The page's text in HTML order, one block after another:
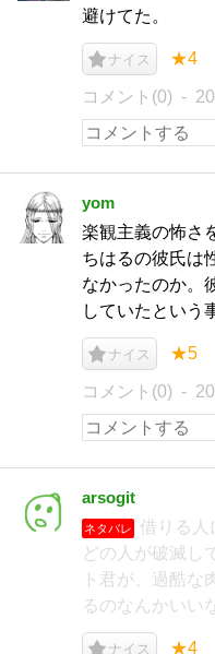
避けてた。
ナイス ★4
コメント(0)
yom
楽観主義の怖さ
ちはるの彼氏は
なかったのか。
していたという
ナイス ★5
コメント(0)
arsogit
ネタバレ
借りる人
どの人が破滅し
ト君が、過酷な
るのなんかいい
ナイス ★4